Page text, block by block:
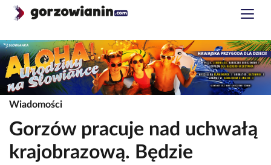
Wiadomości
Gorzów pracuje nad uchwałą
krajobrazową. Będzie